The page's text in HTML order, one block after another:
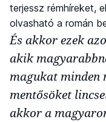
terjessz rémhíreket,
olvasható a román
És akkor ezek
akik
magukat minden
mentősöket
akkor a